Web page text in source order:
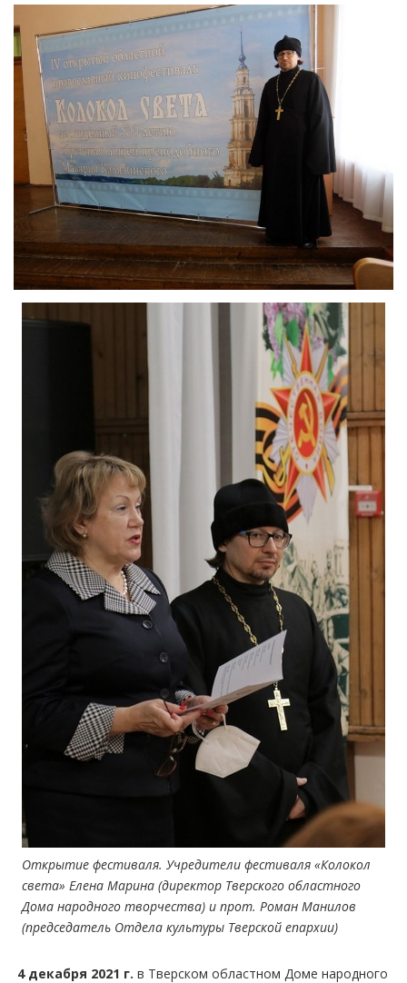
Открытие фестиваля. Учредители фестиваля «Колокол
света» Елена Марина (директор Тверского областного
Дома народного творчества) и прот. Роман Манилов
(председатель Отдела культуры Тверской епархии)
4 декабря 2021 г. в Тверском областном Доме народного